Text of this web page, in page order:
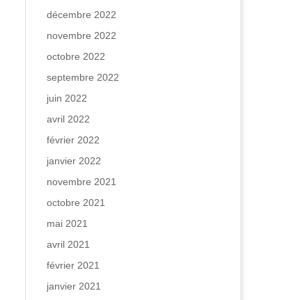
décembre 2022
novembre 2022
octobre 2022
septembre 2022
juin 2022
avril 2022
février 2022
janvier 2022
novembre 2021
octobre 2021
mai 2021
avril 2021
février 2021
janvier 2021